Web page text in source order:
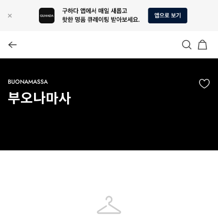
BUONAMASSA
부오나마사